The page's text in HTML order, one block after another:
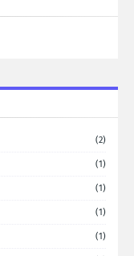
(2)
(1)
(1)
(1)
(1)